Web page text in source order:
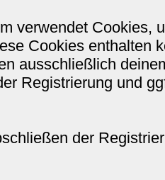
verwendet Cookies,
Cookies enthalten
ausschließlich
Registrierung und
der